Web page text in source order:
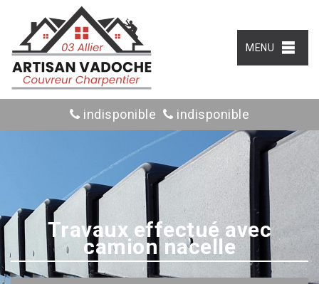
MENU
indisponible indisponible
Travaux effectué avec
camion nacelle